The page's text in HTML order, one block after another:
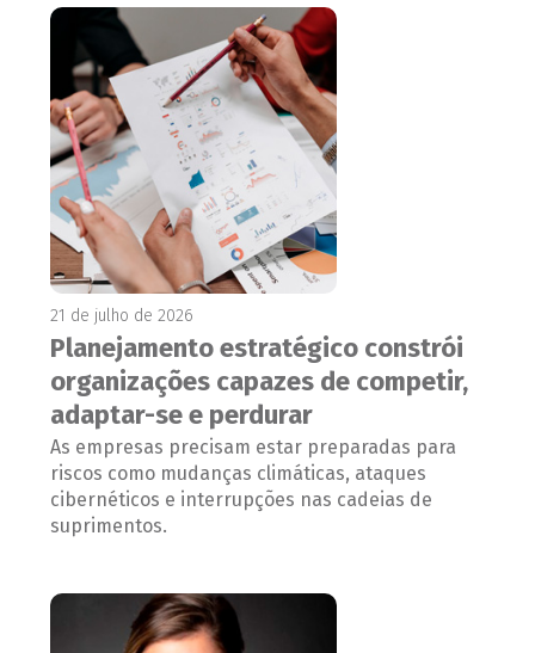
21 de julho de 2026
Planejamento estratégico constrói
organizações capazes de competir,
adaptar-se e perdurar
As empresas precisam estar preparadas para
riscos como mudanças climáticas, ataques
cibernéticos e interrupções nas cadeias de
suprimentos.